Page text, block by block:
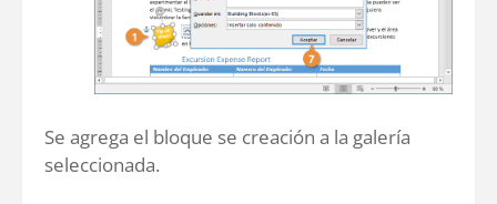
Se agrega el bloque se creación a la galería
seleccionada.